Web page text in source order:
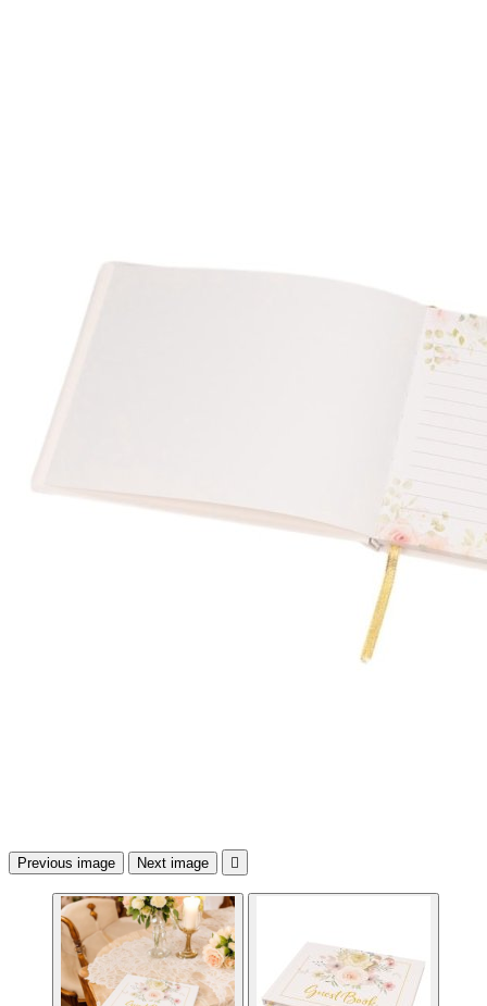
Previous image Next image 